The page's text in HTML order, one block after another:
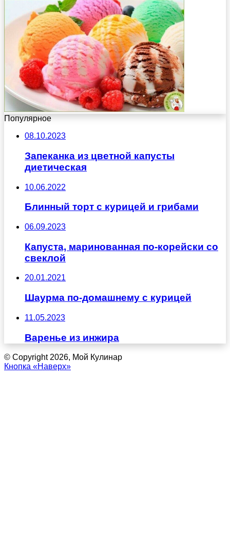
Популярное
08.10.2023
Запеканка из цветной капусты
диетическая
10.06.2022
Блинный торт с курицей и грибами
06.09.2023
Капуста, маринованная по-корейски со
свеклой
20.01.2021
Шаурма по-домашнему с курицей
11.05.2023
Варенье из инжира
© Copyright 2026, Мой Кулинар
Кнопка «Наверх»